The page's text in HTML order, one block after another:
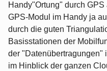
Handy"Ortung" durch
GPS-Modul im Handy ja
durch die guten
Basisstationen der
der "Datenübertragungen"
im Hinblick der ganzen